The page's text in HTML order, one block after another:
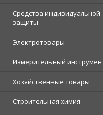
Средства индивидуальной
защиты
Электротовары
Измерительный
Хозяйственные товары
Строительная химия